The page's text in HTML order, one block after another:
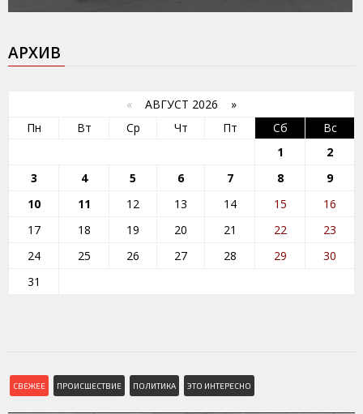
АРХИВ
« АВГУСТ 2026 »
Пн
Вт Ср Чт Пт Сб
Вс
1
2
3
4 5 6 7 8
9
10
11 12 13 14 15
16
17
18 19 20 21 22
23
24
25 26 27 28 29
30
31
СВЕЖЕЕ ПРОИСШЕСТВИЕ ПОЛИТИКА ЭТО ИНТЕРЕСНО